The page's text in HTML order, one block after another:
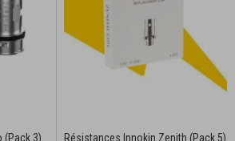
(Pack 3)
Résistances Innokin Zenith (Pack 5)